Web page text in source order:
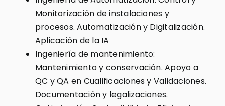
Monitorización de instalaciones y
procesos. Automatización y Digitalización.
Aplicación de la IA
Ingeniería de mantenimiento:
Mantenimiento y conservación. Apoyo a
QC y QA en Cualificaciones y Validaciones.
Documentación y legalizaciones.